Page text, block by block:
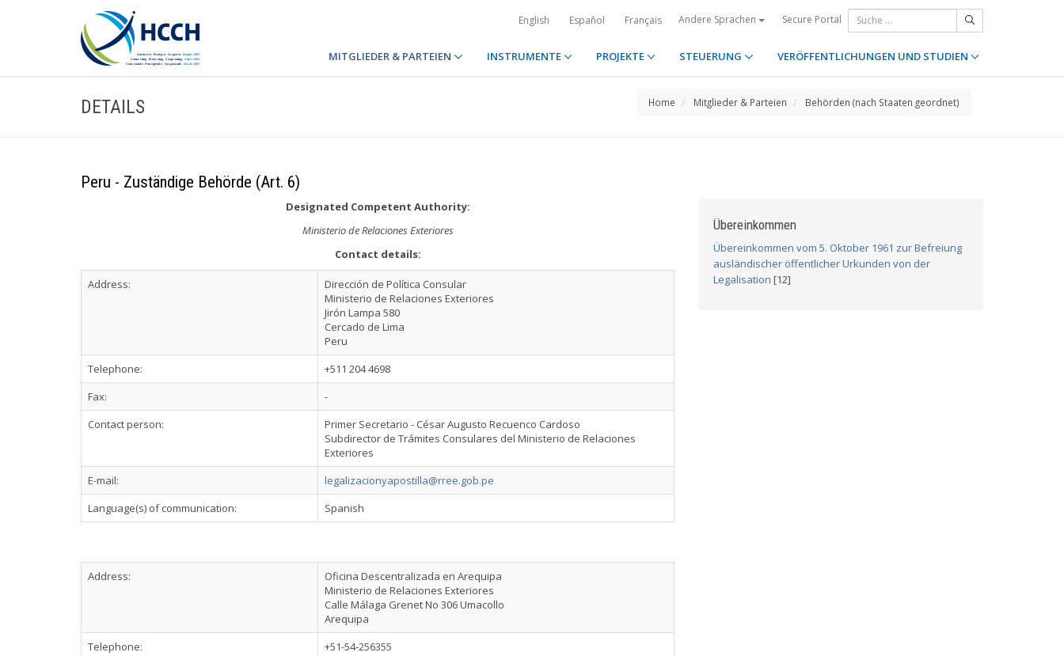
English Español Français Andere Sprachen Secure Portal
MITGLIEDER & PARTEIEN INSTRUMENTE PROJEKTE STEUERUNG VERÖFFENTLICHUNGEN UND STUDIEN
DETAILS Home Mitglieder & Parteien Behörden (nach Staaten geordnet)
Peru - Zuständige Behörde (Art. 6)
Designated Competent Authority:
Ministerio de Relaciones Exteriores
Contact details:
Address:
Dirección de Política Consular
Ministerio de Relaciones Exteriores
Jirón Lampa 580
Cercado de Lima
Peru
Telephone:
+511 204 4698
Fax:
-
Contact person:
Primer Secretario - César Augusto Recuenco Cardoso
Subdirector de Trámites Consulares del Ministerio de Relaciones
Exteriores
E-mail:
legalizacionyapostilla@rree.gob.pe
Language(s) of communication:
Spanish
Address:
Oficina Descentralizada en Arequipa
Ministerio de Relaciones Exteriores
Calle Málaga Grenet No 306 Umacollo
Arequipa
Telephone:
+51-54-256355
Übereinkommen
Übereinkommen vom 5. Oktober 1961 zur Befreiung
ausländischer öffentlicher Urkunden von der
Legalisation [12]